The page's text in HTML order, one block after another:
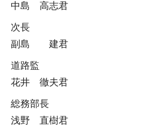
中島 高志君
次長
副島 建君
道路監
花井 徹夫君
総務部長
浅野 直樹君